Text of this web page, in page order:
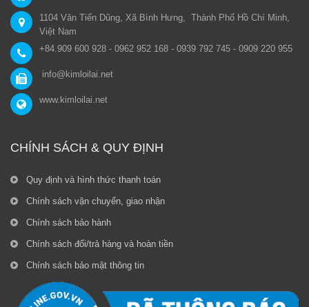
1104 Văn Tiến Dũng, Xã Bình Hưng, Thành Phố Hồ Chí Minh,
Việt Nam
+84.909 600 928 - 0962 952 168 - 0939 792 745 - 0909 220 955
info@kimloilai.net
www.kimloilai.net
CHÍNH SÁCH & QUY ĐỊNH
Quy định và hình thức thanh toán
Chính sách vận chuyển, giao nhận
Chính sách bảo hành
Chính sách đổi/trả hàng và hoàn tiền
Chính sách bảo mật thông tin